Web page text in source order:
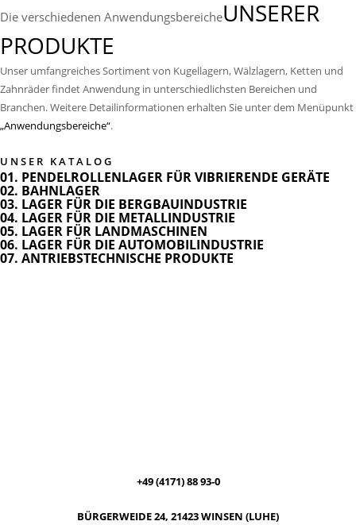
Die verschiedenen AnwendungsbereicheUNSERER
PRODUKTE
Unser umfangreiches Sortiment von Kugellagern, Wälzlagern, Ketten und
Zahnräder findet Anwendung in unterschiedlichsten Bereichen und
Branchen. Weitere Detailinformationen erhalten Sie unter dem Menüpunkt
„Anwendungsbereiche“.
UNSER KATALOG
01. PENDELROLLENLAGER FÜR VIBRIERENDE GERÄTE
02. BAHNLAGER
03. LAGER FÜR DIE BERGBAUINDUSTRIE
04. LAGER FÜR DIE METALLINDUSTRIE
05. LAGER FÜR LANDMASCHINEN
06. LAGER FÜR DIE AUTOMOBILINDUSTRIE
07. ANTRIEBSTECHNISCHE PRODUKTE
+49 (4171) 88 93-0
BÜRGERWEIDE 24, 21423 WINSEN (LUHE)